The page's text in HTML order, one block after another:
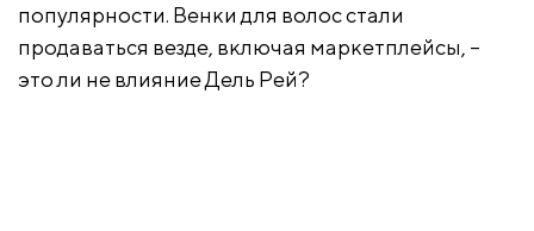
популярности. Венки для волос стали
продаваться везде, включая маркетплейсы, –
это ли не влияние Дель Рей?